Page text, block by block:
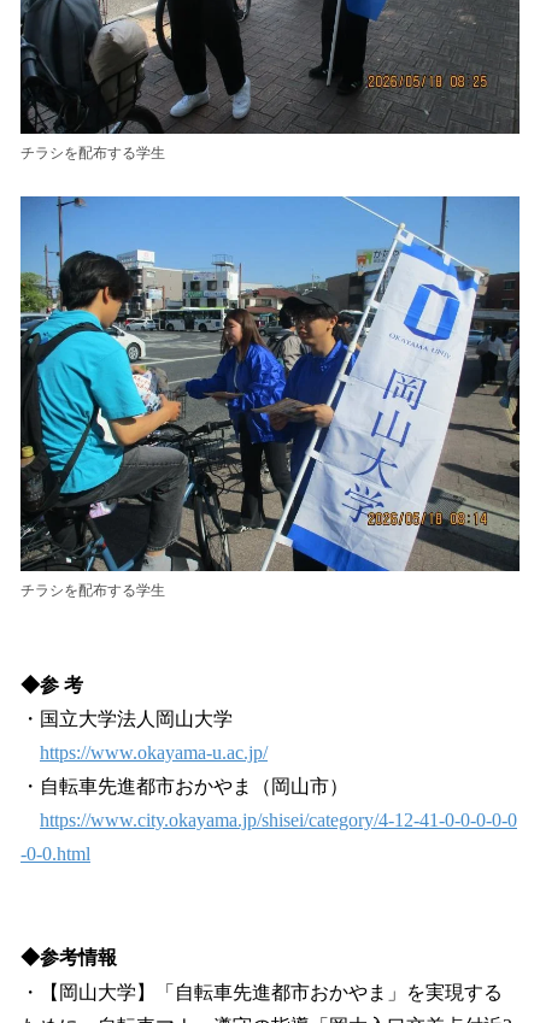
チラシを配布する学生
チラシを配布する学生
◆参 考
・国立大学法人岡山大学
https://www.okayama-u.ac.jp/
・自転車先進都市おかやま（岡山市）
https://www.city.okayama.jp/shisei/category/4-12-41-0-0-0-0-0
-0-0.html
◆参考情報
・【岡山大学】「自転車先進都市おかやま」を実現する